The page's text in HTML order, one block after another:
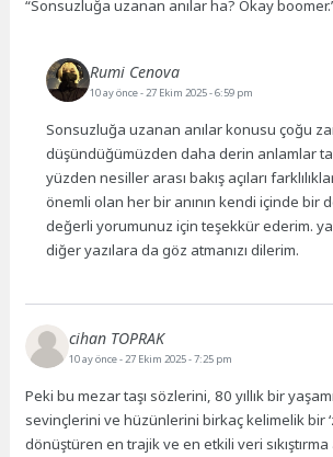
“Sonsuzluğa uzanan anılar ha? Okay
Rumi Cenova
10 ay önce- 27 Ekim 2025 - 6:59 pm
Sonsuzluğa uzanan anılar konusu çoğu
düşündüğümüzden daha derin anlamlar
yüzden nesiller arası bakış açıları
önemli olan her bir anının kendi içinde bir
değerli yorumunuz için teşekkür ederim.
diğer yazılara da göz atmanızı dilerim.
cihan TOPRAK
10 ay önce- 27 Ekim 2025 - 7:25 pm
Peki bu mezar taşı sözlerini, 80 yıllık bir
sevinçlerini ve hüzünlerini birkaç kelimelik bir
dönüştüren en trajik ve en etkili veri